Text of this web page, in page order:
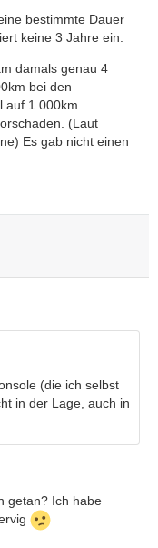
bestimmte Dauer
keine 3 Jahre ein.
damals genau 4
bei den
auf 1.000km
(Laut
Es gab nicht einen
(die ich selbst
in der Lage, auch in
getan? Ich habe